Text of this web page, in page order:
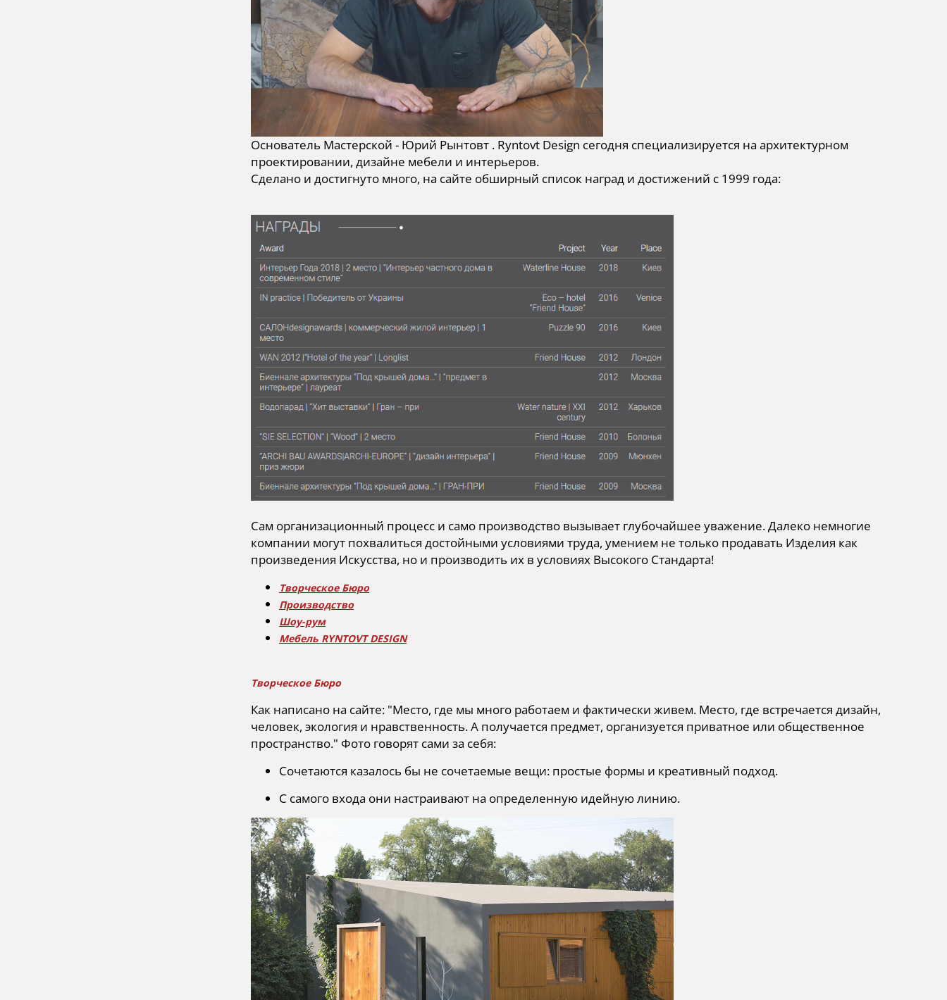
Основатель Мастерской - Юрий Рынтовт . Ryntovt Design сегодня специализируется на архитектурном
проектировании, дизайне мебели и интерьеров.
Сделано и достигнуто много, на сайте обширный список наград и достижений с 1999 года:
Сам организационный процесс и само производство вызывает глубочайшее уважение. Далеко немногие
компании могут похвалиться достойными условиями труда, умением не только продавать Изделия как
произведения Искусства, но и производить их в условиях Высокого Стандарта!
Творческое Бюро
Производство
Шоу-рум
Мебель RYNTOVT DESIGN
Творческое Бюро
Как написано на сайте: "Место, где мы много работаем и фактически живем. Место, где встречается дизайн,
человек, экология и нравственность. А получается предмет, организуется приватное или общественное
пространство." Фото говорят сами за себя:
Сочетаются казалось бы не сочетаемые вещи: простые формы и креативный подход.
С самого входа они настраивают на определенную идейную линию.